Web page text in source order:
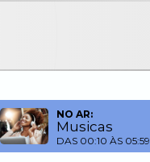
NO AR:
Musicas
DAS 00:10 ÀS 05:59